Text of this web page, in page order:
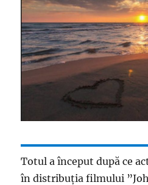
Totul a început după ce
în distribuția filmului